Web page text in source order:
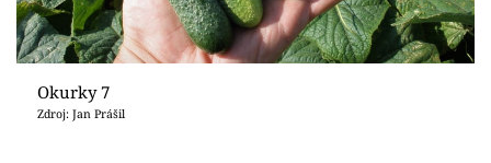
Okurky 7
Zdroj: Jan Prášil